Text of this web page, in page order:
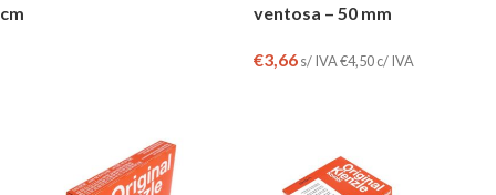
cm
ventosa – 50 mm
€3,66s/ IVA€4,50c/ IVA